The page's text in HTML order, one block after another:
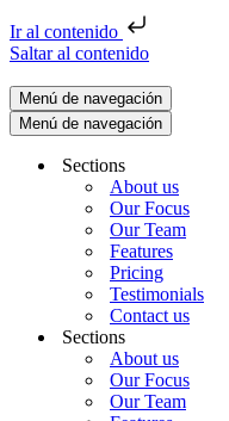
Ir al contenido
Saltar al contenido
Menú de navegación
Menú de navegación
Sections
About us
Our Focus
Our Team
Features
Pricing
Testimonials
Contact us
Sections
About us
Our Focus
Our Team